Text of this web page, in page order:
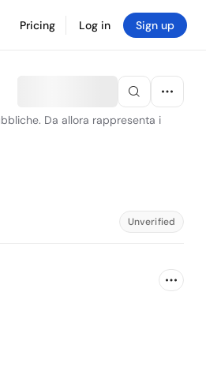
Pricing Log in Sign up
Da allora rappresenta i
Unverified